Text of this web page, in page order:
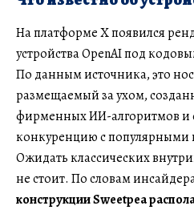
На платформе X появился
устройства OpenAI под
По данным источника, это
размещаемый за ухом,
фирменных ИИ-алгоритмов
конкуренцию с
Ожидать классических
не стоит. По словам
конструкции Sweetpea